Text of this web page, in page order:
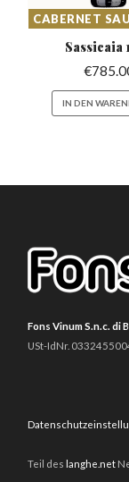
CABERNET
Sassicaia
€
IN DEN
Fons Vinum S.n.c. di
USt-IdNr.
Teil deslanghe.net